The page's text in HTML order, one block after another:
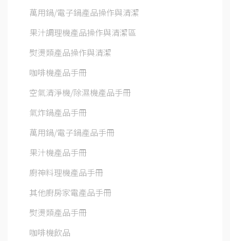
萬用鍋/電子鍋產品操作與清潔
果汁調理機產品操作與清潔區
熨燙類產品操作與清潔
咖啡機產品手冊
空氣清淨機/除濕機產品手冊
氣炸鍋產品手冊
萬用鍋/電子鍋產品手冊
果汁機產品手冊
廚神料理機產品手冊
其他廚房家電產品手冊
熨燙類產品手冊
咖啡機飲品